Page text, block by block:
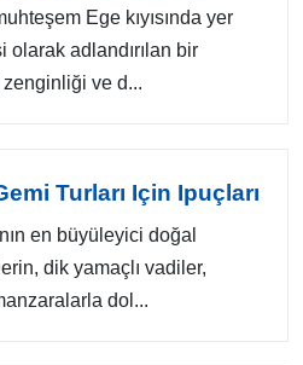
Ege kıyısında yer
adlandırılan bir
ve d...
Turları Için Ipuçları
en büyüleyici doğal
dik yamaçlı vadiler,
dol...